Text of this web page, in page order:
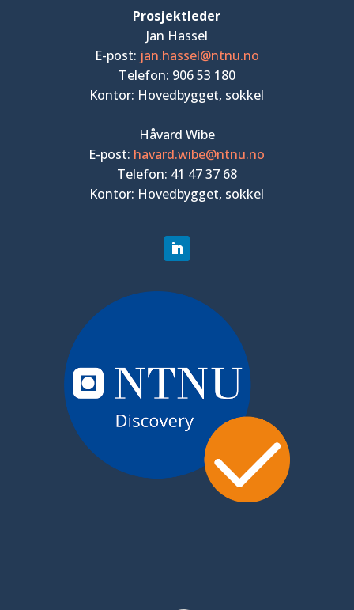
Prosjektleder
Jan Hassel
E-post: jan.hassel@ntnu.no
Telefon: 906 53 180
Kontor: Hovedbygget, sokkel
Håvard Wibe
E-post: havard.wibe@ntnu.no
Telefon: 41 47 37 68
Kontor: Hovedbygget, sokkel